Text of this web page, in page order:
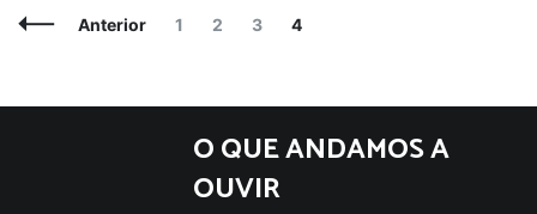
NavegaçãoAnterior Página
1 Página
2 Página
3 Página
4
O QUE ANDAMOS A
OUVIR